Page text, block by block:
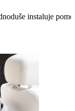
instaluje